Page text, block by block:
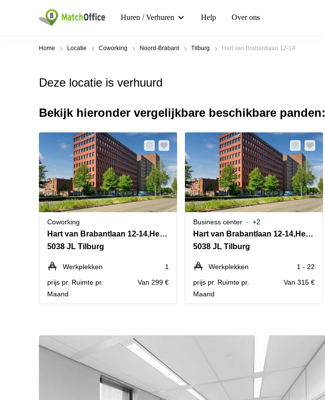
Huren / Verhuren Help Over ons
Home Locatie Coworking Noord-Brabant Tilburg Hart van Brabantlaan 12-14
Deze locatie is verhuurd
Bekijk hieronder vergelijkbare beschikbare panden:
Coworking
Hart van Brabantlaan 12-14,Het Laken
5038 JL Tilburg
Werkplekken
1
prijs pr. Ruimte pr.
Maand
Van 299 €
Business center +2
Hart van Brabantlaan 12-14,Het Laken
5038 JL Tilburg
Werkplekken
1 - 22
prijs pr. Ruimte pr.
Maand
Van 315 €